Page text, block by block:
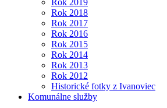
Rok 2019
Rok 2018
Rok 2017
Rok 2016
Rok 2015
Rok 2014
Rok 2013
Rok 2012
Historické fotky z Ivanoviec
Komunálne služby